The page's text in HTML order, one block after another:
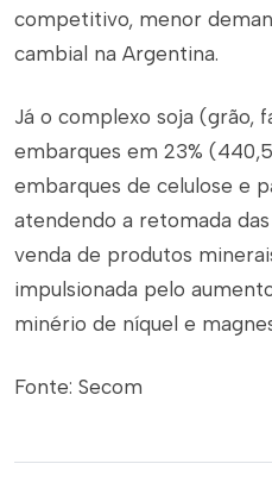
competitivo, menor
cambial na Argentina.
Já o complexo soja (grão,
embarques em 23%
embarques de celulose e
atendendo a retomada
venda de produtos
impulsionada pelo
minério de níquel e
Fonte: Secom